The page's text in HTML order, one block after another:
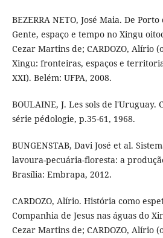
BEZERRA NETO, José Maia. De
Gente, espaço e tempo no Xingu
Cezar Martins de; CARDOZO, Alírio
Xingu: fronteiras, espaços e
XXI). Belém: UFPA, 2008.
BOULAINE, J. Les sols de l'Uruguay.
série pédologie, p.35-61, 1968.
BUNGENSTAB, Davi José et al.
lavoura-pecuária-floresta: a
Brasília: Embrapa, 2012.
CARDOZO, Alírio. História como
Companhia de Jesus nas águas do
Cezar Martins de; CARDOZO, Alírio